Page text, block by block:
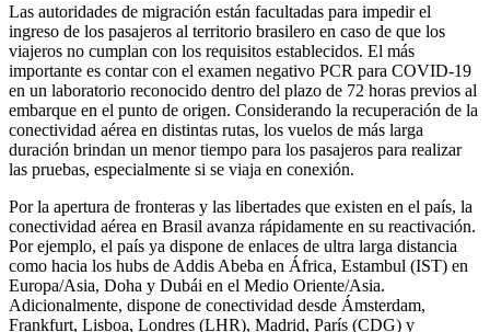
Las autoridades de migración están facultadas para impedir el
ingreso de los pasajeros al territorio brasilero en caso de que los
viajeros no cumplan con los requisitos establecidos. El más
importante es contar con el examen negativo PCR para COVID-19
en un laboratorio reconocido dentro del plazo de 72 horas previos al
embarque en el punto de origen. Considerando la recuperación de la
conectividad aérea en distintas rutas, los vuelos de más larga
duración brindan un menor tiempo para los pasajeros para realizar
las pruebas, especialmente si se viaja en conexión.
Por la apertura de fronteras y las libertades que existen en el país, la
conectividad aérea en Brasil avanza rápidamente en su reactivación.
Por ejemplo, el país ya dispone de enlaces de ultra larga distancia
como hacia los hubs de Addis Abeba en África, Estambul (IST) en
Europa/Asia, Doha y Dubái en el Medio Oriente/Asia.
Adicionalmente, dispone de conectividad desde Ámsterdam,
Frankfurt, Lisboa, Londres (LHR), Madrid, París (CDG) y